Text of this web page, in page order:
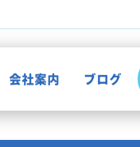
会社案内 ブログ